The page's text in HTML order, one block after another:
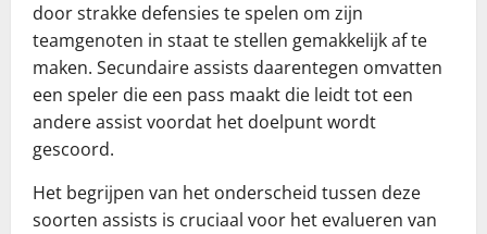
door strakke defensies te spelen om zijn
teamgenoten in staat te stellen gemakkelijk af te
maken. Secundaire assists daarentegen omvatten
een speler die een pass maakt die leidt tot een
andere assist voordat het doelpunt wordt
gescoord.
Het begrijpen van het onderscheid tussen deze
soorten assists is cruciaal voor het evalueren van